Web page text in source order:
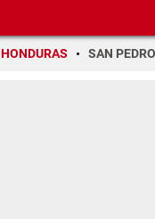
HONDURAS SAN PEDRO